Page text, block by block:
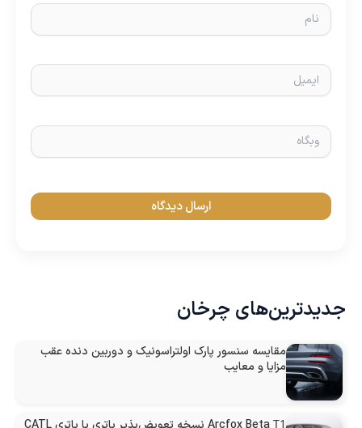
نام
ایمیل
وبگاه
جدیدترین‌های چرخان
مقایسه سنسور پارک اولتراسونیک و دوربین دنده عقب
مزایا و معایب
T1